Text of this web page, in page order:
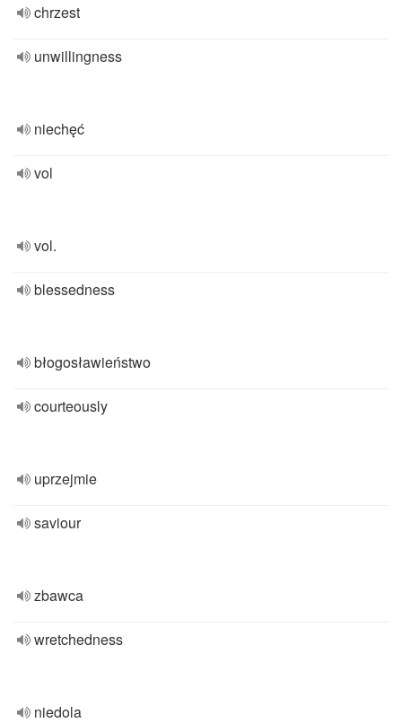
chrzest
unwillingness
niechęć
vol
vol.
blessedness
błogosławieństwo
courteously
uprzejmie
saviour
zbawca
wretchedness
niedola